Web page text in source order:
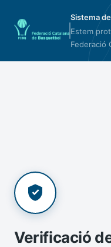
Sistema
Estem
Federació
Verificació